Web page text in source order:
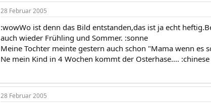
28 Februar 2005
:wowWo ist denn das Bild entstanden,das ist ja echt
auch wieder Frühling und Sommer. :sonne
Meine Tochter meinte gestern auch schon "Mama wenn
Ne mein Kind in 4 Wochen kommt der Osterhase.... :chinese
28 Februar 2005